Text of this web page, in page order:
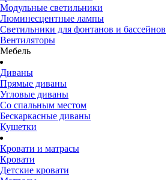
Модульные светильники
Люминесцентные лампы
Светильники для фонтанов и бассейнов
Вентиляторы
Мебель
Диваны
Прямые диваны
Угловые диваны
Со спальным местом
Бескаркасные диваны
Кушетки
Кровати и матрасы
Кровати
Детские кровати